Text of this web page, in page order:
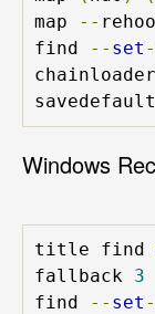
map
--
find
-- set -
Windows
title find
fallback 3
find
-- set -